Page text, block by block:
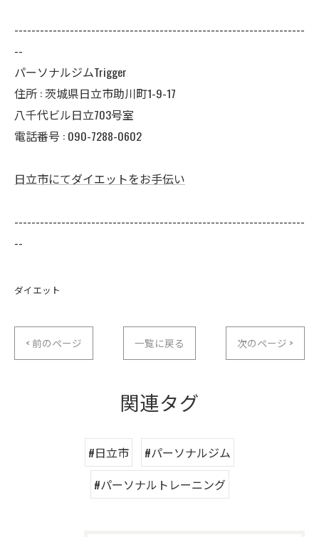
--------------------------------------------------------------------
--
パーソナルジムTrigger
住所 : 茨城県日立市助川町1-9-17
八千代ビル日立703号室
電話番号 : 090-7288-0602
日立市にてダイエットをお手伝い
--------------------------------------------------------------------
--
ダイエット
< 前のページ 一覧に戻る 次のページ >
関連タグ
#日立市
#パーソナルジム
#パーソナルトレーニング